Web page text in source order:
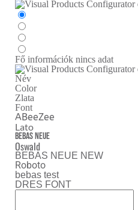
Fő információk nincs adat
Név
Color
Zlata
Font
ABeeZee
Lato
Bebas Neue
Oswald
BEBAS NEUE NEW
Roboto
bebas test
DRES FONT